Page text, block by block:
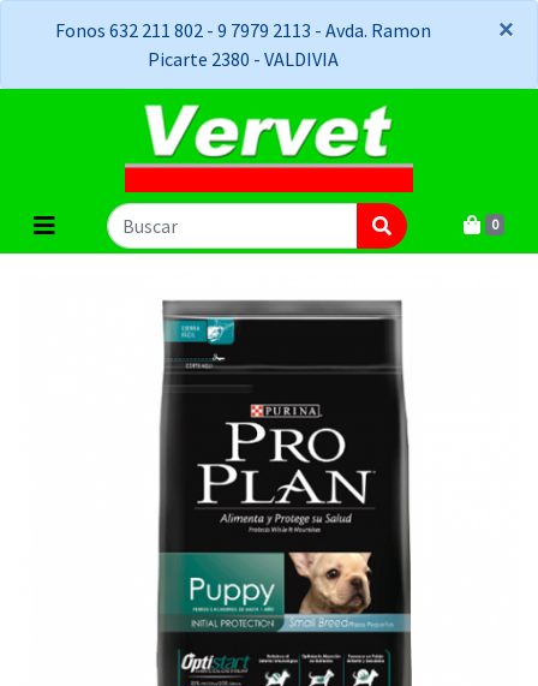
Fonos 632 211 802 - 9 7979 2113 - Avda. Ramon
Picarte 2380 - VALDIVIA
×
×
0